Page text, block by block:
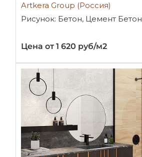
Artkera Group (Россия)
Рисунок: Бетон, Цемент Бетон
Цена от 1 620 руб/м2